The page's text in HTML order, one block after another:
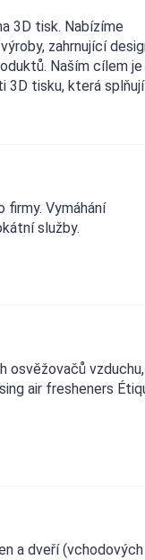
3D tisk. Nabízíme
zahrnující
Naším cílem je
tisku, která splňují
firmy. Vymáhání
služby.
osvěžovačů vzduchu,
air fresheners
a dveří